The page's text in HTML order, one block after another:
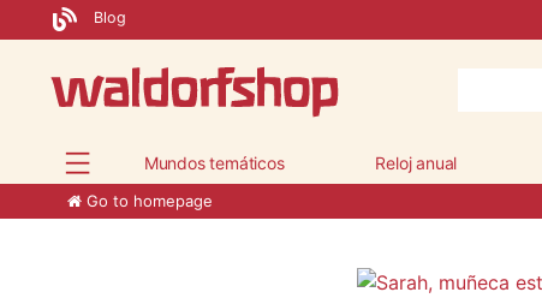
Blog
Mundos temáticos Reloj anual
Go to homepage